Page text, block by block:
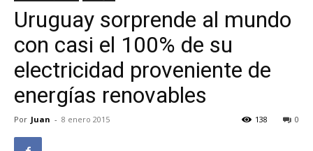
Uruguay sorprende al mundo
con casi el 100% de su
electricidad proveniente de
energías renovables
Por Juan - 8 enero 2015 0
138